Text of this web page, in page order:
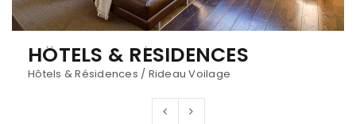
RIDEAUX & VOILAGES
Rideau Voilage